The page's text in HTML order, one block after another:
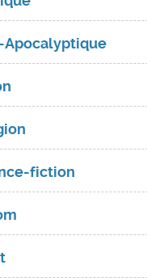
Apocalyptique
fiction